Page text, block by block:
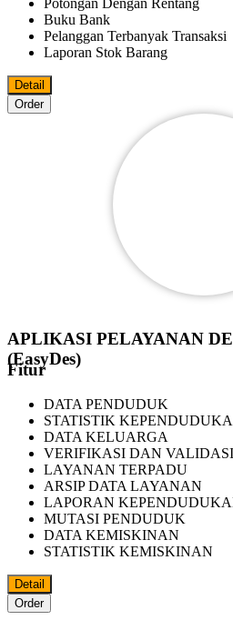
Potongan Dengan Rentang
Buku Bank
Pelanggan Terbanyak Transaksi
Laporan Stok Barang
Detail
Order
APLIKASI PELAYANAN
(EasyDes)
Fitur
DATA PENDUDUK
STATISTIK
DATA KELUARGA
VERIFIKASI DAN
LAYANAN TERPADU
ARSIP DATA LAYANAN
LAPORAN
MUTASI PENDUDUK
DATA KEMISKINAN
STATISTIK KEMISKINAN
Detail
Order